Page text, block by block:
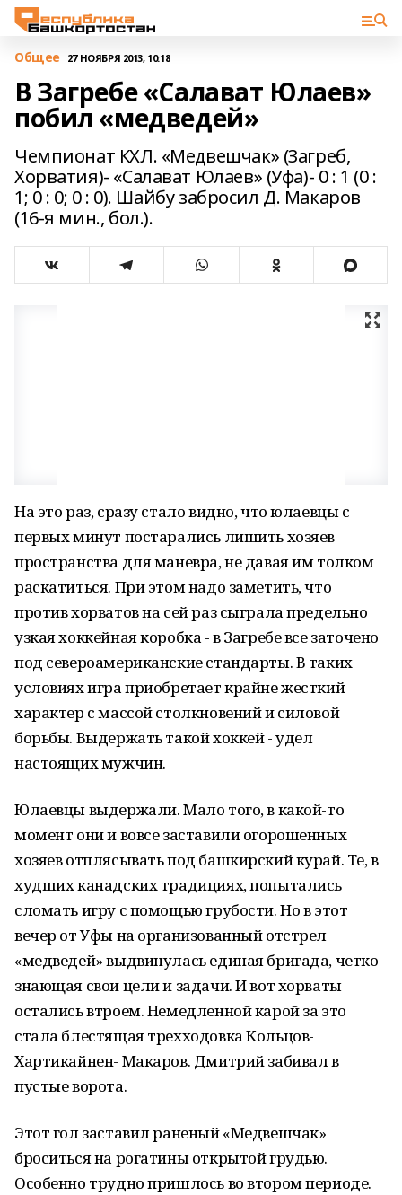
Общее 27 НОЯБРЯ 2013, 10:18
В Загребе «Салават Юлаев»
побил «медведей»
Чемпионат КХЛ. «Медвешчак» (Загреб,
Хорватия)- «Салават Юлаев» (Уфа)- 0 : 1 (0 :
1; 0 : 0; 0 : 0). Шайбу забросил Д. Макаров
(16-я мин., бол.).
На это раз, сразу стало видно, что юлаевцы с
первых минут постарались лишить хозяев
пространства для маневра, не давая им толком
раскатиться. При этом надо заметить, что
против хорватов на сей раз сыграла предельно
узкая хоккейная коробка - в Загребе все заточено
под североамериканские стандарты. В таких
условиях игра приобретает крайне жесткий
характер с массой столкновений и силовой
борьбы. Выдержать такой хоккей - удел
настоящих мужчин.
Юлаевцы выдержали. Мало того, в какой-то
момент они и вовсе заставили огорошенных
хозяев отплясывать под башкирский курай. Те, в
худших канадских традициях, попытались
сломать игру с помощью грубости. Но в этот
вечер от Уфы на организованный отстрел
«медведей» выдвинулась единая бригада, четко
знающая свои цели и задачи. И вот хорваты
остались втроем. Немедленной карой за это
стала блестящая трехходовка Кольцов-
Хартикайнен- Макаров. Дмитрий забивал в
пустые ворота.
Этот гол заставил раненый «Медвешчак»
броситься на рогатины открытой грудью.
Особенно трудно пришлось во втором периоде.